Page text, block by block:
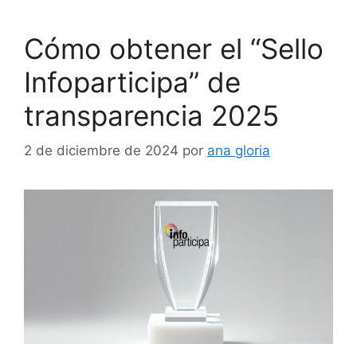
Cómo obtener el “Sello
Infoparticipa” de
transparencia 2025
2 de diciembre de 2024 por ana gloria